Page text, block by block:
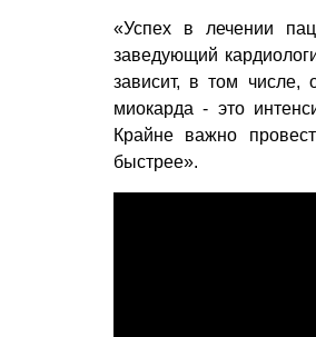
«Успех в лечении
заведующий
зависит, в том
миокарда - это
Крайне важно
быстрее».